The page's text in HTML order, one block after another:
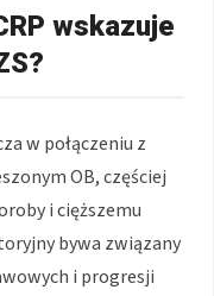
wskazuje
w połączeniu z
OB, częściej
i cięższemu
bywa związany
i progresji